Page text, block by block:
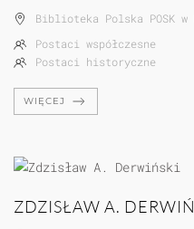
Biblioteka Polska POSK w
Postaci współczesne
Postaci historyczne
WIĘCEJ
ZDZISŁAW A.